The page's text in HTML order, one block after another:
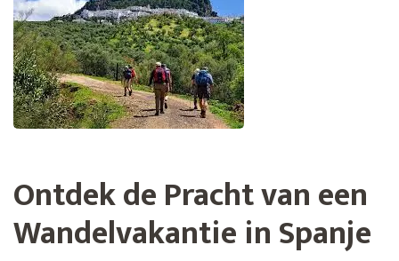
Ontdek de Pracht van een
Wandelvakantie in Spanje